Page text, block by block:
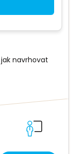
navrhovat